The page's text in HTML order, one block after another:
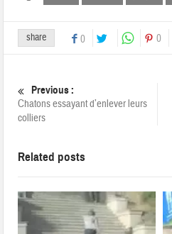
share 0 0
Previous :
Chatons essayant d’enlever leurs
colliers
Related posts